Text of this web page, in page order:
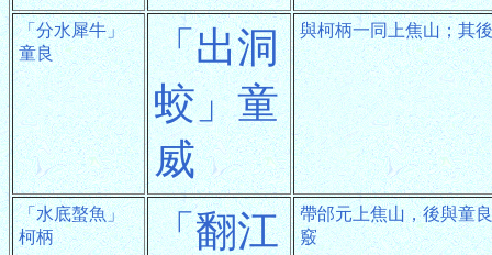
「分水犀牛」
童良
「出洞
蛟」童
威
與柯柄一同上焦山；其
「水底螯魚」
柯柄
「翻江
帶邰元上焦山，後與童
竅